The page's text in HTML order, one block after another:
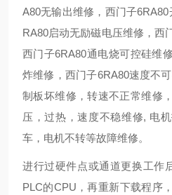
A80无输出维修，西门子
RA80启动无励磁电压维修，西
西门子6RA80通电烧可控硅维
炸维修，西门子6RA80速度不
制板坏维修，转速不正常维修
压，过热，速度不稳维修, 电
车，电机不转等故障维修。
进行过硬件点或通道更换工作
PLC的CPU，再重新下载程序